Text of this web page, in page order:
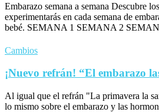
Embarazo semana a semana Descubre
experimentarás en cada semana de
bebé. SEMANA 1 SEMANA 2
Cambios
¡Nuevo refrán! “El embarazo
Al igual que el refrán "La primavera la
lo mismo sobre el embarazo y las